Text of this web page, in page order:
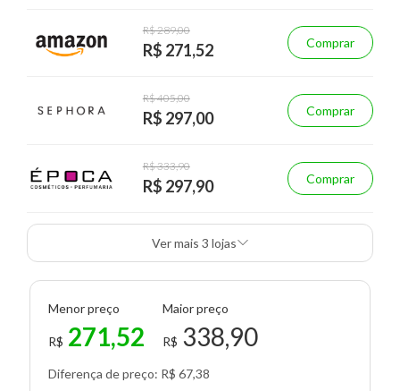
R$ 289,00
R$ 271,52 Comprar
R$ 405,00
R$ 297,00 Comprar
R$ 333,90
R$ 297,90 Comprar
Ver mais 3 lojas
Menor preço
R$ 271,52
Maior preço
R$ 338,90
Diferença de preço: R$ 67,38